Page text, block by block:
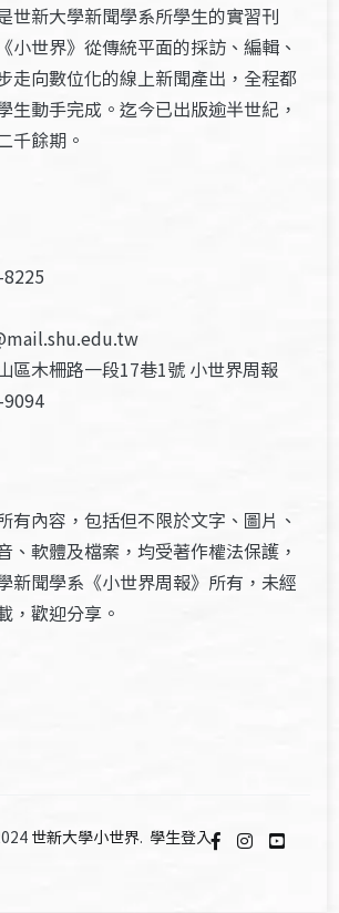
世新大學新聞學系所學生的實習刊
小世界》從傳統平面的採訪、編輯、
走向數位化的線上新聞產出，全程都
生動手完成。迄今已出版逾半世紀，
千餘期。
區木柵路一段17巷1號 小世界周報
有內容，包括但不限於文字、圖片、
、軟體及檔案，均受著作權法保護，
新聞學系《小世界周報》所有，未經
，歡迎分享。
世新大學小世界. 學生登入